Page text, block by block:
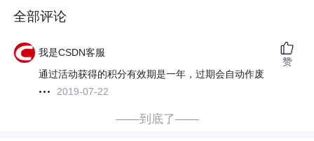
全部评论
我是CSDN客服
通过活动获得的积分有效期是一年，过期会自动作废
2019-07-22
赞
——到底了——